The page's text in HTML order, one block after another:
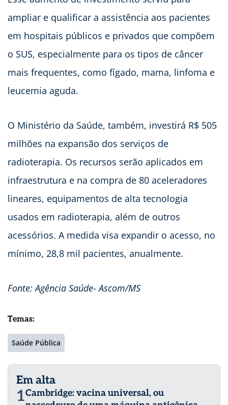
ampliar e qualificar a assistência aos pacientes
em hospitais públicos e privados que compõem
o SUS, especialmente para os tipos de câncer
mais frequentes, como fígado, mama, linfoma e
leucemia aguda.
O Ministério da Saúde, também, investirá R$ 505
milhões na expansão dos serviços de
radioterapia. Os recursos serão aplicados em
infraestrutura e na compra de 80 aceleradores
lineares, equipamentos de alta tecnologia
usados em radioterapia, além de outros
acessórios. A medida visa expandir o acesso, no
mínimo, 28,8 mil pacientes, anualmente.
Fonte: Agência Saúde- Ascom/MS
Temas:
Saúde Pública
Em alta
1Cambridge: vacina universal, ou